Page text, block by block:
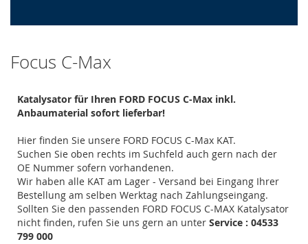
Focus C-Max
Katalysator für Ihren FORD FOCUS C-Max inkl.
Anbaumaterial sofort lieferbar!
Hier finden Sie unsere FORD FOCUS C-Max KAT.
Suchen Sie oben rechts im Suchfeld auch gern nach der
OE Nummer sofern vorhandenen.
Wir haben alle KAT am Lager - Versand bei Eingang Ihrer
Bestellung am selben Werktag nach Zahlungseingang.
Sollten Sie den passenden FORD FOCUS C-MAX Katalysator
nicht finden, rufen Sie uns gern an unter Service : 04533
799 000